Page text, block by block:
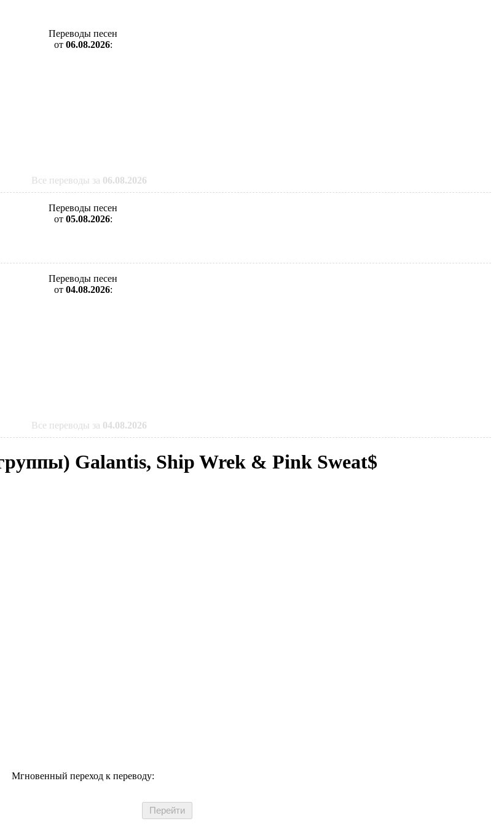
Переводы песен
от 06.08.2026:
Все переводы за 06.08.2026
Переводы песен
от 05.08.2026:
Переводы песен
от 04.08.2026:
Все переводы за 04.08.2026
Galantis, Ship Wrek & Pink Sweat$
Мгновенный переход к переводу: